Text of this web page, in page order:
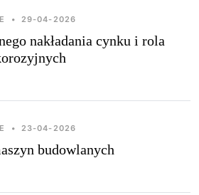
• 29-04-2026
nakładania cynku i rola
• 23-04-2026
budowlanych